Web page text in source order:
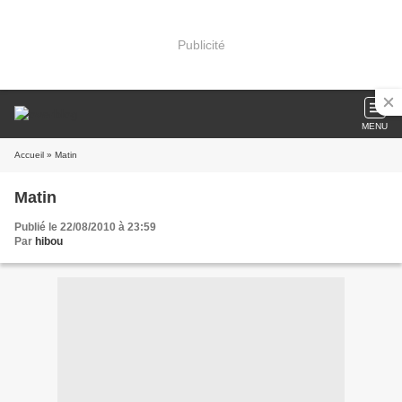
Publicité
MENU
Accueil » Matin
Matin
Publié le 22/08/2010 à 23:59
Par hibou